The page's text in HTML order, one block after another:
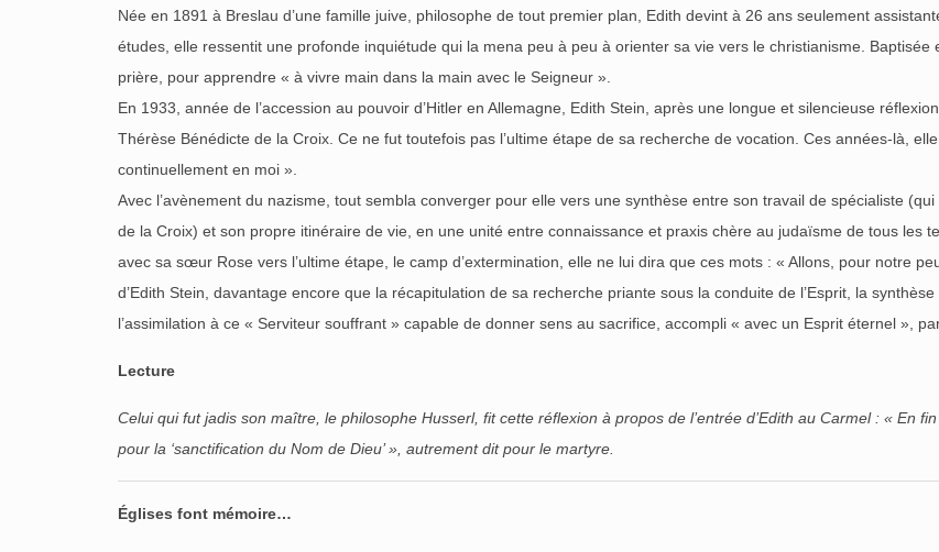
Née en 1891 à Breslau d’une famille juive, philosophe de tout premier plan, Edith devint à 26 ans seulement
études, elle ressentit une profonde inquiétude qui la mena peu à peu à orienter sa vie vers le christianisme.
prière, pour apprendre « à vivre main dans la main avec le Seigneur ».
En 1933, année de l’accession au pouvoir d’Hitler en Allemagne, Edith Stein, après une longue et silencieuse
Thérèse Bénédicte de la Croix. Ce ne fut toutefois pas l’ultime étape de sa recherche de vocation. Ces années-là,
continuellement en moi ».
Avec l’avènement du nazisme, tout sembla converger pour elle vers une synthèse entre son travail de spécialiste
de la Croix) et son propre itinéraire de vie, en une unité entre connaissance et praxis chère au judaïsme de tous les
avec sa sœur Rose vers l’ultime étape, le camp d’extermination, elle ne lui dira que ces mots : « Allons, pour notre
d’Edith Stein, davantage encore que la récapitulation de sa recherche priante sous la conduite de l’Esprit, la
l’assimilation à ce « Serviteur souffrant » capable de donner sens au sacrifice, accompli « avec un Esprit éternel »,
Lecture
Celui qui fut jadis son maître, le philosophe Husserl, fit cette réflexion à propos de l’entrée d’Edith au Carmel : « En
pour la ‘sanctification du Nom de Dieu’ », autrement dit pour le martyre.
Églises font mémoire…